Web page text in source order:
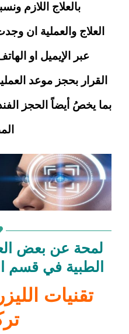
بالعلاج اللازم
العلاج والعملية ان
عبر الإيميل او
القرار بحجز موعد
بما يخصُ أيضاً الحجز
لمحة عن بعض
الطبية في قسم
تقنيات